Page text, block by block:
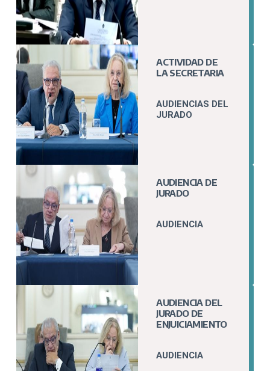
ACTIVIDAD DE
LA SECRETARIA
AUDIENCIAS DEL
JURADO
AUDIENCIA DE
JURADO
AUDIENCIA
AUDIENCIA DEL
JURADO DE
ENJUICIAMIENTO
AUDIENCIA